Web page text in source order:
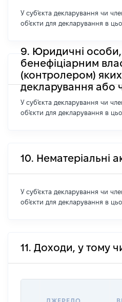
У суб'єкта декларування чи
об'єкти для декларування в
9. Юридичні особи,
бенефіціарним
(контролером) яких
декларування або
У суб'єкта декларування чи
об'єкти для декларування в
10. Нематеріальні
У суб'єкта декларування чи
об'єкти для декларування в
11. Доходи, у тому